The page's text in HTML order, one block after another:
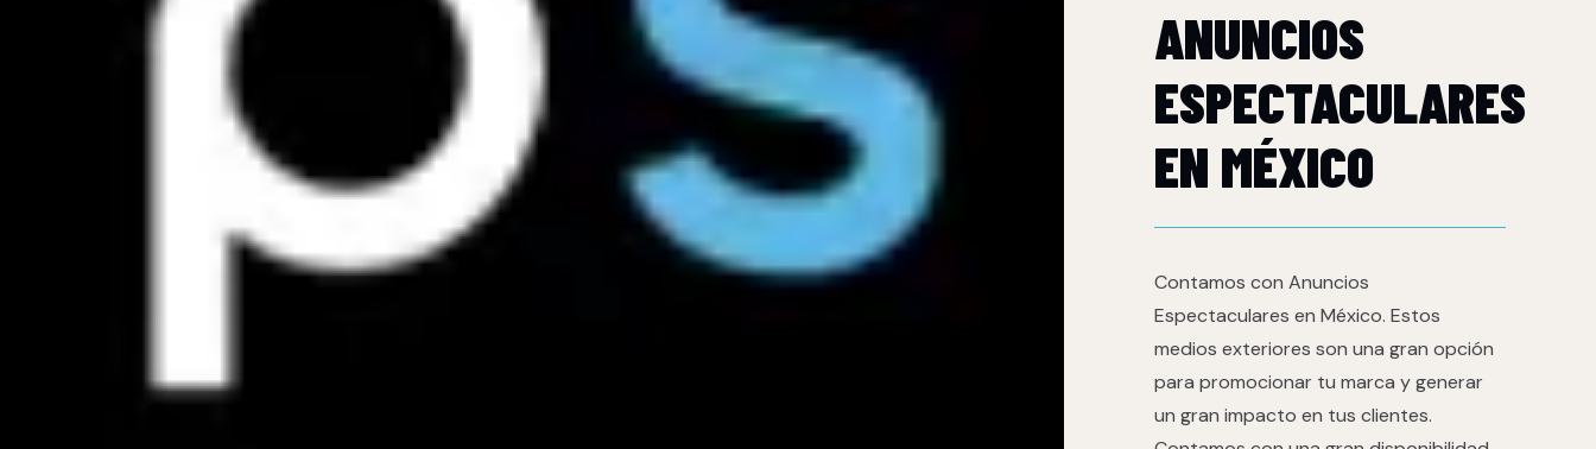
ANUNCIOS
ESPECTACULARES
EN MÉXICO
Contamos con Anuncios
Espectaculares en México. Estos
medios exteriores son una gran opción
para promocionar tu marca y generar
un gran impacto en tus clientes.